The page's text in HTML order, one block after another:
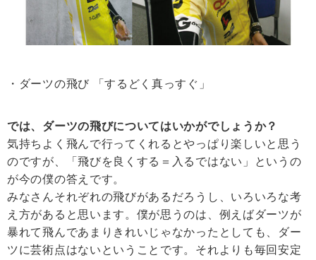
・ダーツの飛び 「するどく真っすぐ」
では、ダーツの飛びについてはいかがでしょうか？
気持ちよく飛んで行ってくれるとやっぱり楽しいと思う
のですが、「飛びを良くする＝入るではない」というの
が今の僕の答えです。
みなさんそれぞれの飛びがあるだろうし、いろいろな考
え方があると思います。僕が思うのは、例えばダーツが
暴れて飛んであまりきれいじゃなかったとしても、ダー
ツに芸術点はないということです。それよりも毎回安定